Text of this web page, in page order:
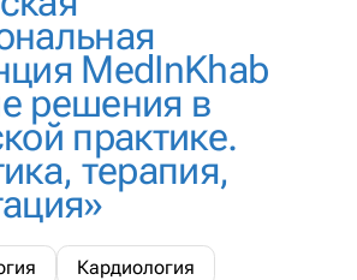
MedInKhab
решения в
практике.
терапия,
Кардиология